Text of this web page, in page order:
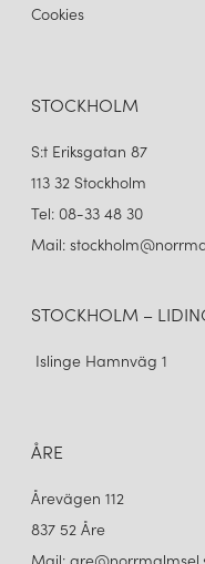
Cookies
STOCKHOLM
S:t Eriksgatan 87
113 32 Stockholm
Tel: 08-33 48 30
Mail:
STOCKHOLM –
Islinge Hamnväg 1
ÅRE
Årevägen 112
837 52 Åre
Mail: